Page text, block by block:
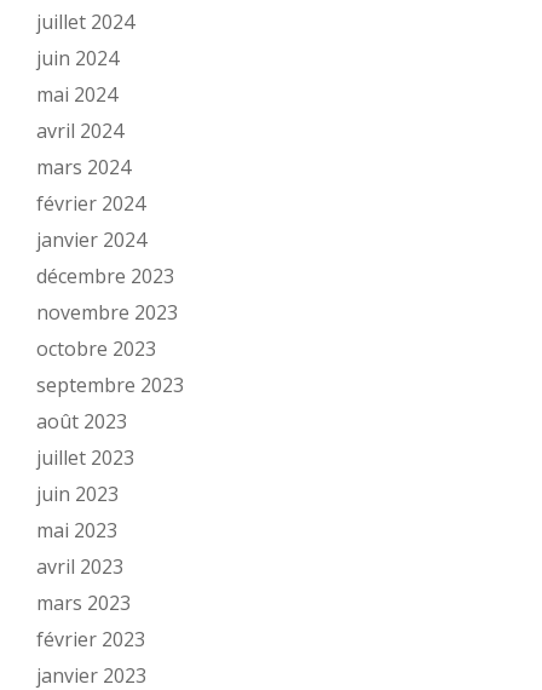
juillet 2024
juin 2024
mai 2024
avril 2024
mars 2024
février 2024
janvier 2024
décembre 2023
novembre 2023
octobre 2023
septembre 2023
août 2023
juillet 2023
juin 2023
mai 2023
avril 2023
mars 2023
février 2023
janvier 2023